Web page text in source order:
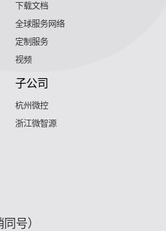
下载文档
全球服务网络
定制服务
视频
子公司
杭州微控
浙江微智源
号）